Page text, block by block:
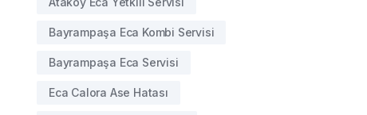
Bayrampaşa Eca Kombi Servisi
Bayrampaşa Eca Servisi
Eca Calora Ase Hatası